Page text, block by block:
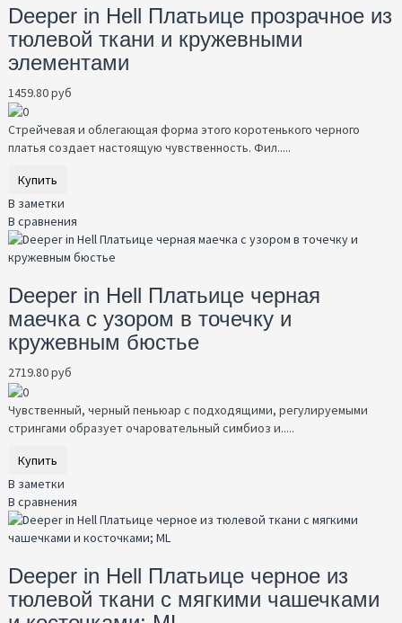
Deeper in Hell Платьице прозрачное из
тюлевой ткани и кружевными
элементами
1459.80 руб
Стрейчевая и облегающая форма этого коротенького черного
платья создает настоящую чувственность. Фил.....
Купить
В заметки
В сравнения
Deeper in Hell Платьице черная
маечка с узором в точечку и
кружевным бюстье
2719.80 руб
Чувственный, черный пеньюар с подходящими, регулируемыми
стрингами образует очаровательный симбиоз и.....
Купить
В заметки
В сравнения
Deeper in Hell Платьице черное из
тюлевой ткани с мягкими чашечками